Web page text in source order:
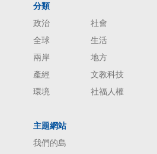
分類
政治
社會
全球
生活
兩岸
地方
產經
文教科技
環境
社福人權
主題網站
我們的島